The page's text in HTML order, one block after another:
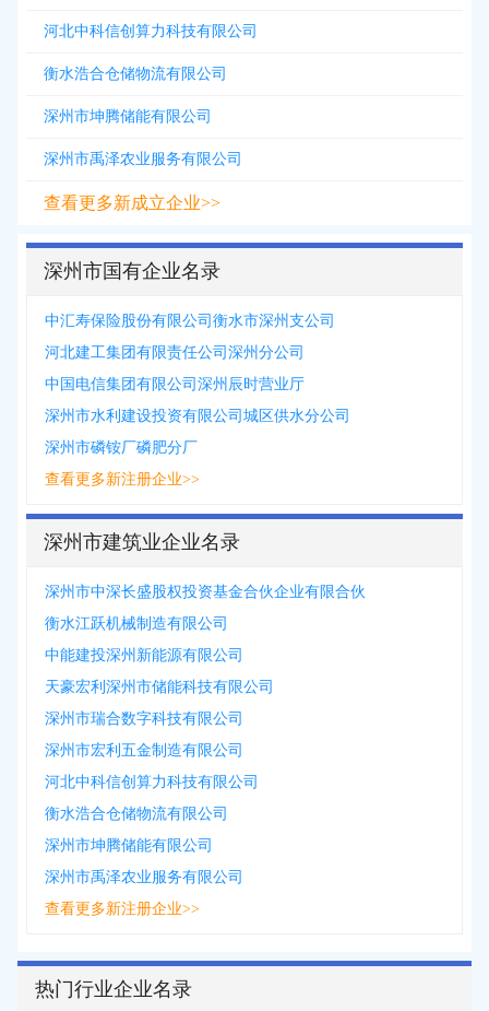
河北中科信创算力科技有限公司
衡水浩合仓储物流有限公司
深州市坤腾储能有限公司
深州市禹泽农业服务有限公司
查看更多新成立企业>>
深州市国有企业名录
中汇寿保险股份有限公司衡水市深州支公司
河北建工集团有限责任公司深州分公司
中国电信集团有限公司深州辰时营业厅
深州市水利建设投资有限公司城区供水分公司
深州市磷铵厂磷肥分厂
查看更多新注册企业>>
深州市建筑业企业名录
深州市中深长盛股权投资基金合伙企业有限合伙
衡水江跃机械制造有限公司
中能建投深州新能源有限公司
天豪宏利深州市储能科技有限公司
深州市瑞合数字科技有限公司
深州市宏利五金制造有限公司
河北中科信创算力科技有限公司
衡水浩合仓储物流有限公司
深州市坤腾储能有限公司
深州市禹泽农业服务有限公司
查看更多新注册企业>>
热门行业企业名录